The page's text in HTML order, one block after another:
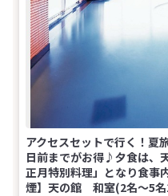
アクセスセットで行く！夏
日前までがお得♪夕食は
正月特別料理」となり食事
煙】天の館 和室(2名～5名